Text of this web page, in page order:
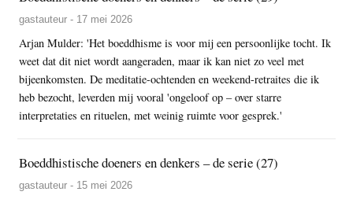
gastauteur - 17 mei 2026
Arjan Mulder: 'Het boeddhisme is voor mij een persoonlijke tocht. Ik
weet dat dit niet wordt aangeraden, maar ik kan niet zo veel met
bijeenkomsten. De meditatie-ochtenden en weekend-retraites die ik
heb bezocht, leverden mij vooral 'ongeloof op – over starre
interpretaties en rituelen, met weinig ruimte voor gesprek.'
Boeddhistische doeners en denkers – de serie (27)
gastauteur - 15 mei 2026